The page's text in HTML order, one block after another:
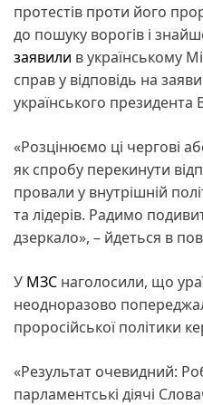
протестів проти його
до пошуку ворогів і
заявили в українському
справ у відповідь на
українського
«Розцінюємо ці чергові
як спробу перекинути
провали у внутрішній
та лідерів. Радимо
дзеркало», – йдеться в
У МЗС наголосили, що
неодноразово
проросійської політики
«Результат очевидний:
парламентські діячі